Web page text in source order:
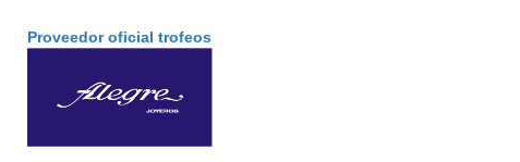
Proveedor oficial trofeos